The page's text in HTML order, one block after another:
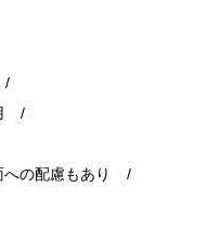
の配慮もあり